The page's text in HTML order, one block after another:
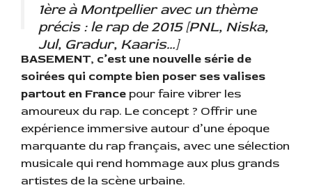
1ère à Montpellier avec un thème
précis : le rap de 2015 [PNL, Niska,
Jul, Gradur, Kaaris…]
🗓️ 5 Avril 2025
🕰️ 22h-04h
📍Montpellier
🎫 Billetterie :
https://t.co/bLSVKnvITQ
BASEMENT, c’est une nouvelle série de
soirées qui compte bien poser ses valises
partout en France pour faire vibrer les
amoureux du rap. Le concept ? Offrir une
expérience immersive autour d’une époque
marquante du rap français, avec une sélection
musicale qui rend hommage aux plus grands
artistes de la scène urbaine.